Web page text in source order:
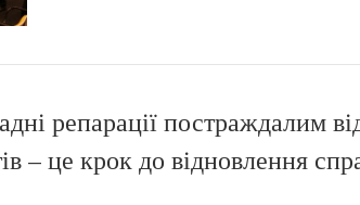
репарації постраждалим
– це крок до відновлення